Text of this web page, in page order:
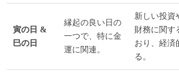
寅の日 &
巳の日
縁起の良い日の
一つで、特に金
運に関連。
新しい投資
財務に関す
おり、経済
る。